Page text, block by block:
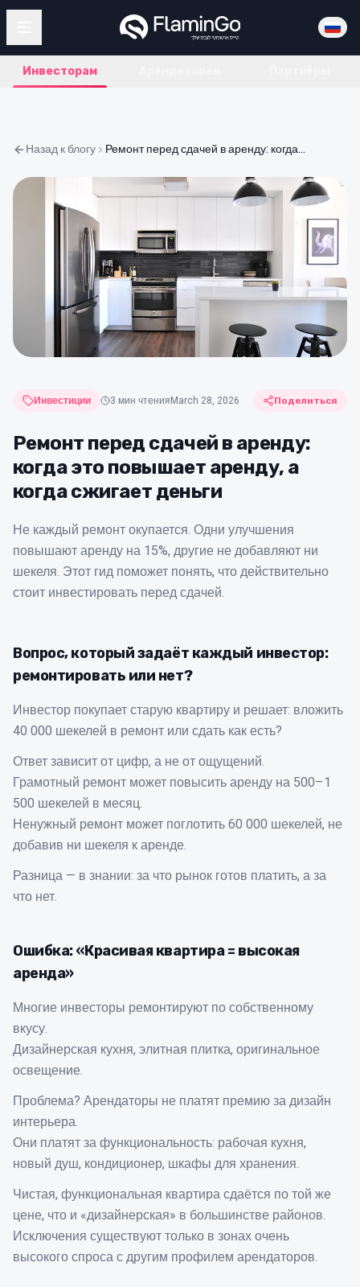
Инвесторам
Назад к блогу Ремонт перед сдачей в аренду: когда это повышает аренду, а когда сжигает деньги
Инвестиции 3 мин чтенияMarch 28, 2026 Поделиться
Ремонт перед сдачей в аренду:
когда это повышает аренду, а
когда сжигает деньги
Не каждый ремонт окупается. Одни улучшения
повышают аренду на 15%, другие не добавляют ни
шекеля. Этот гид поможет понять, что действительно
стоит инвестировать перед сдачей.
Вопрос, который задаёт каждый инвестор:
ремонтировать или нет?
Инвестор покупает старую квартиру и решает: вложить
40 000 шекелей в ремонт или сдать как есть?
Ответ зависит от цифр, а не от ощущений.
Грамотный ремонт может повысить аренду на 500–1
500 шекелей в месяц.
Ненужный ремонт может поглотить 60 000 шекелей, не
добавив ни шекеля к аренде.
Разница — в знании: за что рынок готов платить, а за
что нет.
Ошибка: «Красивая квартира = высокая
аренда»
Многие инвесторы ремонтируют по собственному
вкусу.
Дизайнерская кухня, элитная плитка, оригинальное
освещение.
Проблема? Арендаторы не платят премию за дизайн
интерьера.
Они платят за функциональность: рабочая кухня,
новый душ, кондиционер, шкафы для хранения.
Чистая, функциональная квартира сдаётся по той же
цене, что и «дизайнерская» в большинстве районов.
Исключения существуют только в зонах очень
высокого спроса с другим профилем арендаторов.